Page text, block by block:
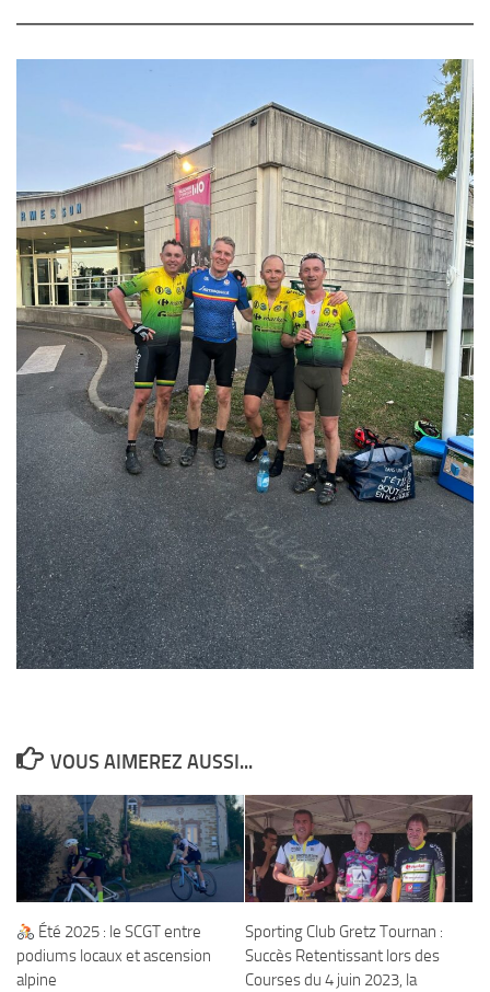
VOUS AIMEREZ AUSSI...
Été 2025 : le SCGT entre
podiums locaux et ascension
alpine
Sporting Club Gretz Tournan :
Succès Retentissant lors des
Courses du 4 juin 2023, la